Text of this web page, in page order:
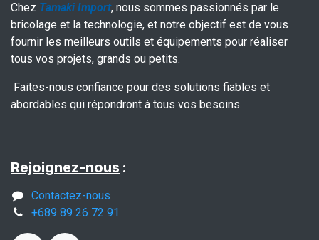
Chez Tamaki Import, nous sommes passionnés par le
bricolage et la technologie, et notre objectif est de vous
fournir les meilleurs outils et équipements pour réaliser
tous vos projets, grands ou petits.
Faites-nous confiance pour des solutions fiables et
abordables qui répondront à tous vos besoins.
Rejoignez-nous :
Contactez-nous
+689 89 26 72 91